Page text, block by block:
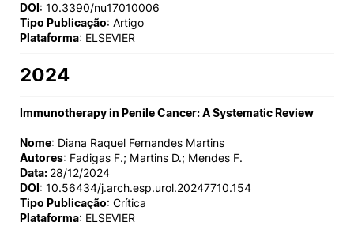
DOI: 10.3390/nu17010006
Tipo Publicação: Artigo
Plataforma: ELSEVIER
2024
Immunotherapy in Penile Cancer: A Systematic Review
Nome: Diana Raquel Fernandes Martins
Autores: Fadigas F.; Martins D.; Mendes F.
Data: 28/12/2024
DOI: 10.56434/j.arch.esp.urol.20247710.154
Tipo Publicação: Crítica
Plataforma: ELSEVIER